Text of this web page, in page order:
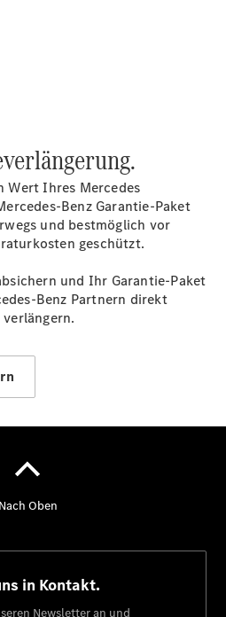
Wert Ihres Mercedes
Benz Garantie-Paket
und bestmöglich vor
geschützt.
und Ihr Garantie-Paket
Benz Partnern direkt